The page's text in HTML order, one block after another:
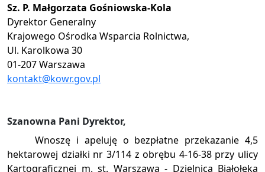
Sz. P. Małgorzata Gośniowska-Kola
Dyrektor Generalny
Krajowego Ośrodka Wsparcia Rolnictwa,
Ul. Karolkowa 30
01-207 Warszawa
kontakt@kowr.gov.pl
Szanowna Pani Dyrektor,
Wnoszę i apeluję o bezpłatne przekazanie 4,5
hektarowej działki nr 3/114 z obrębu 4-16-38 przy ulicy
Kartograficznej m. st. Warszawa - Dzielnica Białołęka